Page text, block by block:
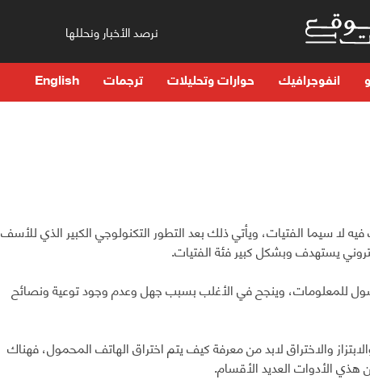
نرصد الأخبار ونحللها
انفوجرافيك حوارات وتحليلات ترجمات English
فيه لا سيما الفتيات، ويأتي ذلك بعد التطور التكنولوجي الكبير الذي للأسف
يستهدف وبشكل كبير فئة الفتيات.
للمعلومات، وينجح في الأغلب بسبب جهل وعدم وجود توعية ونصائح
والاختراق لابد من معرفة كيف يتم اختراق الهاتف المحمول، فهناك
هذي الأدوات العديد الأقسام.